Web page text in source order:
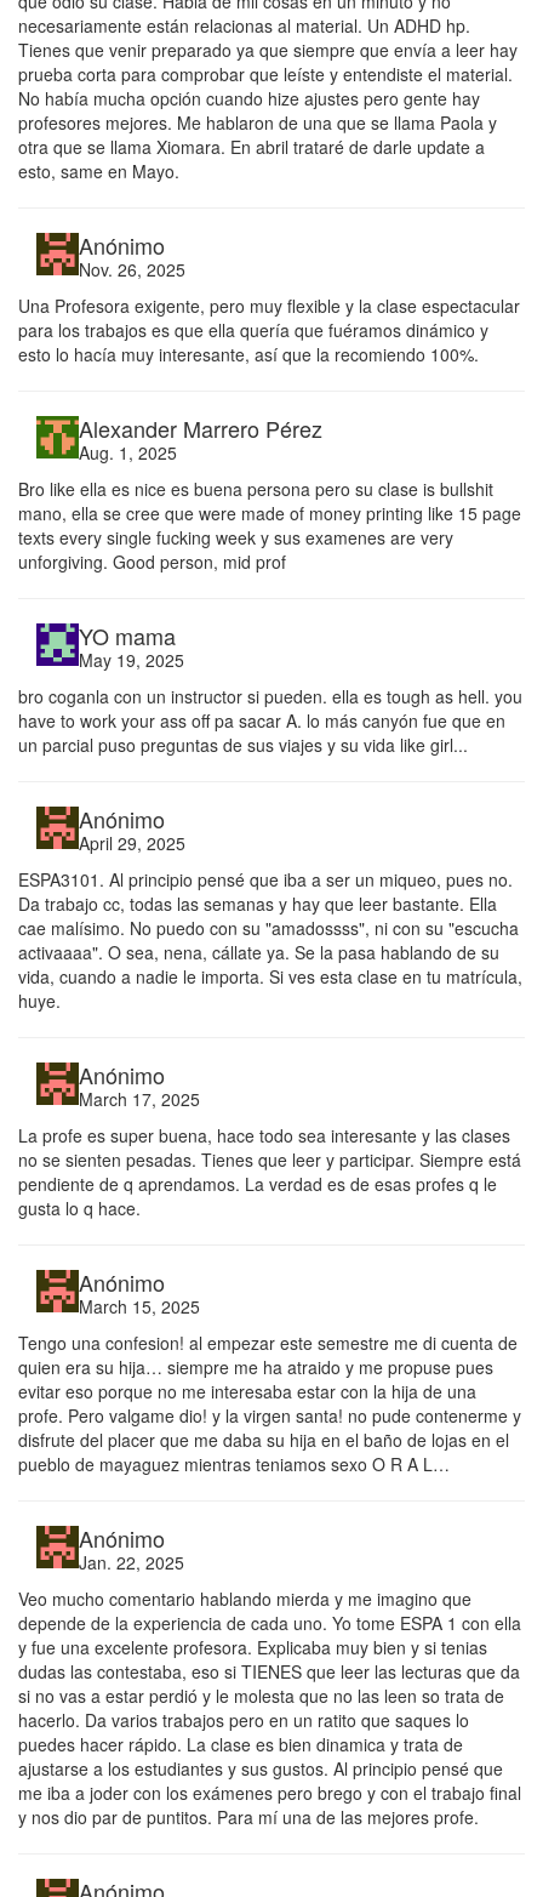
necesariamente están relacionas al material. Un ADHD hp.
Tienes que venir preparado ya que siempre que envía a leer hay
prueba corta para comprobar que leíste y entendiste el material.
No había mucha opción cuando hize ajustes pero gente hay
profesores mejores. Me hablaron de una que se llama Paola y
otra que se llama Xiomara. En abril trataré de darle update a
esto, same en Mayo.
Anónimo
Nov. 26, 2025
Una Profesora exigente, pero muy flexible y la clase espectacular
para los trabajos es que ella quería que fuéramos dinámico y
esto lo hacía muy interesante, así que la recomiendo 100%.
Alexander Marrero Pérez
Aug. 1, 2025
Bro like ella es nice es buena persona pero su clase is bullshit
mano, ella se cree que were made of money printing like 15 page
texts every single fucking week y sus examenes are very
unforgiving. Good person, mid prof
YO mama
May 19, 2025
bro coganla con un instructor si pueden. ella es tough as hell. you
have to work your ass off pa sacar A. lo más canyón fue que en
un parcial puso preguntas de sus viajes y su vida like girl...
Anónimo
April 29, 2025
ESPA3101. Al principio pensé que iba a ser un miqueo, pues no.
Da trabajo cc, todas las semanas y hay que leer bastante. Ella
cae malísimo. No puedo con su "amadossss", ni con su "escucha
activaaaa". O sea, nena, cállate ya. Se la pasa hablando de su
vida, cuando a nadie le importa. Si ves esta clase en tu matrícula,
huye.
Anónimo
March 17, 2025
La profe es super buena, hace todo sea interesante y las clases
no se sienten pesadas. Tienes que leer y participar. Siempre está
pendiente de q aprendamos. La verdad es de esas profes q le
gusta lo q hace.
Anónimo
March 15, 2025
Tengo una confesion! al empezar este semestre me di cuenta de
quien era su hija… siempre me ha atraido y me propuse pues
evitar eso porque no me interesaba estar con la hija de una
profe. Pero valgame dio! y la virgen santa! no pude contenerme y
disfrute del placer que me daba su hija en el baño de lojas en el
pueblo de mayaguez mientras teniamos sexo O R A L…
Anónimo
Jan. 22, 2025
Veo mucho comentario hablando mierda y me imagino que
depende de la experiencia de cada uno. Yo tome ESPA 1 con ella
y fue una excelente profesora. Explicaba muy bien y si tenias
dudas las contestaba, eso si TIENES que leer las lecturas que da
si no vas a estar perdió y le molesta que no las leen so trata de
hacerlo. Da varios trabajos pero en un ratito que saques lo
puedes hacer rápido. La clase es bien dinamica y trata de
ajustarse a los estudiantes y sus gustos. Al principio pensé que
me iba a joder con los exámenes pero brego y con el trabajo final
y nos dio par de puntitos. Para mí una de las mejores profe.